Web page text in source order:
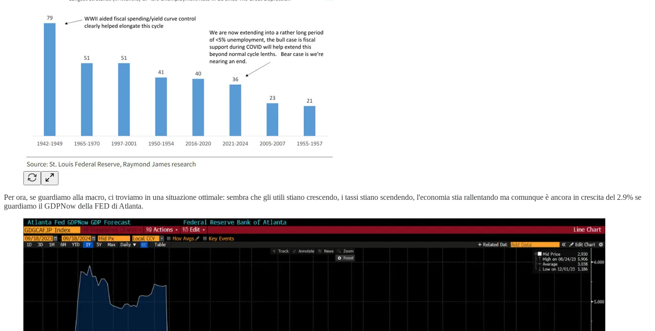
Per ora, se guardiamo alla macro, ci troviamo in una situazione ottimale: sembra che gli utili stiano crescendo, i tassi stiano scendendo, l'economia stia rallentando ma comunque è ancora in crescita del 2.9% se
guardiamo il GDPNow della FED di Atlanta.